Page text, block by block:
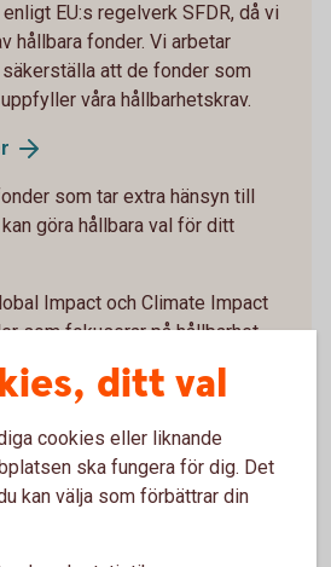
EU:s regelverk SFDR, då vi
hållbara fonder. Vi arbetar
att de fonder som
våra hållbarhetskrav.
som tar extra hänsyn till
göra hållbara val för ditt
Impact och Climate Impact
som fokuserar på hållbarhet
som bidrar till FN:s globala
kan du räkna ut hur ditt
din tjänstepension med
utveckling (swedbank-
ditt val
cookies eller liknande
ska fungera för dig. Det
kan välja som förbättrar din